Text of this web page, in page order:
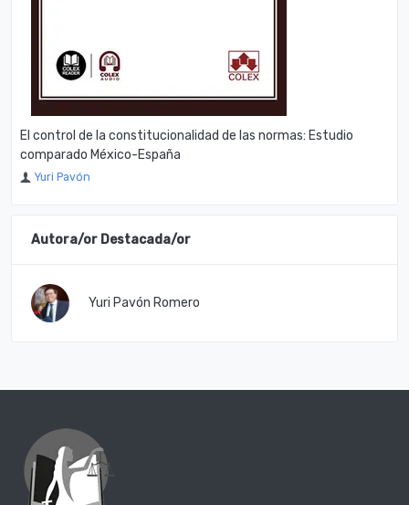
El control de la constitucionalidad de las normas: Estudio
comparado México-España
Yuri Pavón
Autora/or Destacada/or
Yuri Pavón Romero